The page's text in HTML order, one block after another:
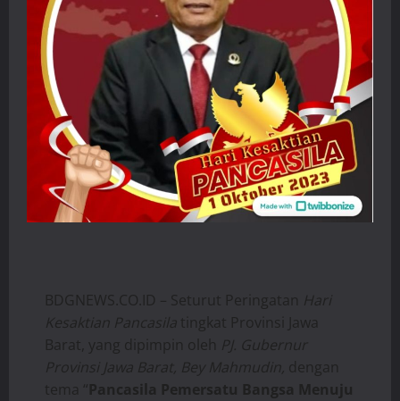
BDGNEWS.CO.ID – Seturut Peringatan Hari
Kesaktian Pancasila tingkat Provinsi Jawa
Barat, yang dipimpin oleh PJ. Gubernur
Provinsi Jawa Barat, Bey Mahmudin, dengan
tema “Pancasila Pemersatu Bangsa Menuju